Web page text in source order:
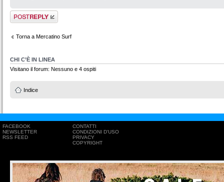
Rispondi al
messaggio
Torna a Mercatino Surf
CHI C’È IN LINEA
Visitano il forum: Nessuno e 4 ospiti
Indice
FACEBOOK
NEWSLETTER
RSS FEED
CONTATTI
CONDIZIONI D'USO
PRIVACY
COPYRIGHT